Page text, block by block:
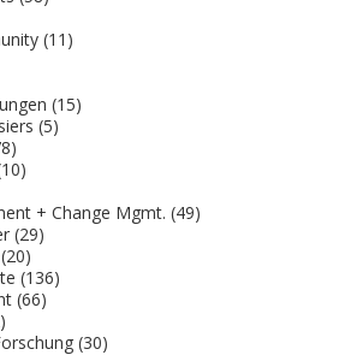
(11)
(15)
(5)
+ Change Mgmt. (49)
(29)
(20)
(136)
(66)
(30)